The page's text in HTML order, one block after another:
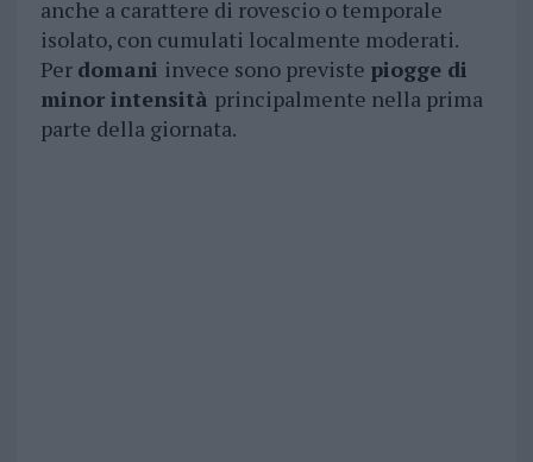
anche a carattere di rovescio o temporale
isolato, con cumulati localmente moderati.
Per domani invece sono previste piogge di
minor intensità principalmente nella prima
parte della giornata.